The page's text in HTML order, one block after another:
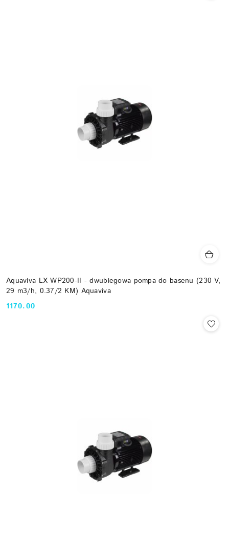
Aquaviva LX WP200-II - dwubiegowa pompa do basenu (230 V,
29 m3/h, 0.37/2 KM) Aquaviva
Cena:
1170.00